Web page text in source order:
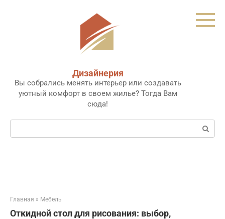
Дизайнерия
Вы собрались менять интерьер или создавать
уютный комфорт в своем жилье? Тогда Вам
сюда!
Поиск:
Главная » Мебель
Откидной стол для рисования: выбор,